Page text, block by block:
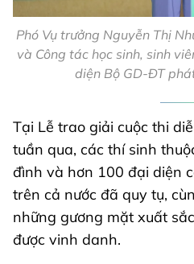
Phó Vụ trưởng Nguyễn Thị
và Công tác học sinh, sinh
diện Bộ GD-ĐT
Tại Lễ trao giải cuộc thi
tuần qua, các thí sinh
đình và hơn 100 đại diện
trên cả nước đã quy tụ,
những gương mặt xuất
được vinh danh.